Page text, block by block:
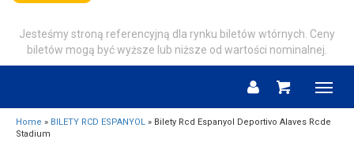
Jesteśmy stroną referencyjną dla rynku biletów wtórnych. Ceny
biletów mogą być wyższe lub niższe od wartości nominalnej.
Menu
Home » BILETY RCD ESPANYOL » Bilety Rcd Espanyol Deportivo Alaves Rcde
Stadium